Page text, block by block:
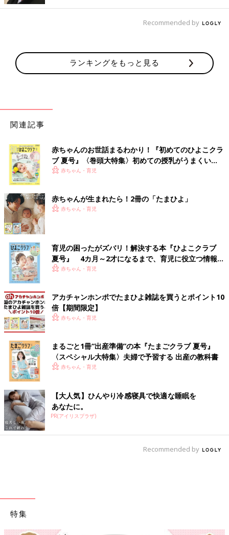
Recommended by
ランキングをもっと見る
関連記事
赤ちゃんのお世話まるわかり！『初めてのひよこクラ
ブ 夏号』〈巻頭大特集〉初めての授乳がうまくい
く！ おっぱい・ミルクの基本と夏のトラブル 解決テ
赤ちゃん・育児
赤ちゃんが生まれたら！2冊の「たまひよ」
赤ちゃん・育児
育児の困ったがズバリ！解決する本『ひよこクラブ
夏号』 4カ月～2才になるまで、育児に役立つ情報が
いっぱい！
赤ちゃん・育児
アカチャンホンポでたまひよ雑誌を買うとポイント10
倍【期間限定】
赤ちゃん・育児
まるごと1冊“出産準備”の本『たまごクラブ 夏号』
〈スペシャル大特集〉夫婦で予習する 出産の教科書
赤ちゃん・育児
【大人気】ひんやり冷感寝具で快適な睡眠を
あなたに。
PR(アイリスプラザ)
Recommended by
特集